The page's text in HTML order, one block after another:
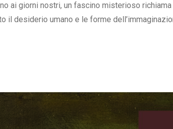
ai giorni nostri, un fascino misterioso
il desiderio umano e le forme